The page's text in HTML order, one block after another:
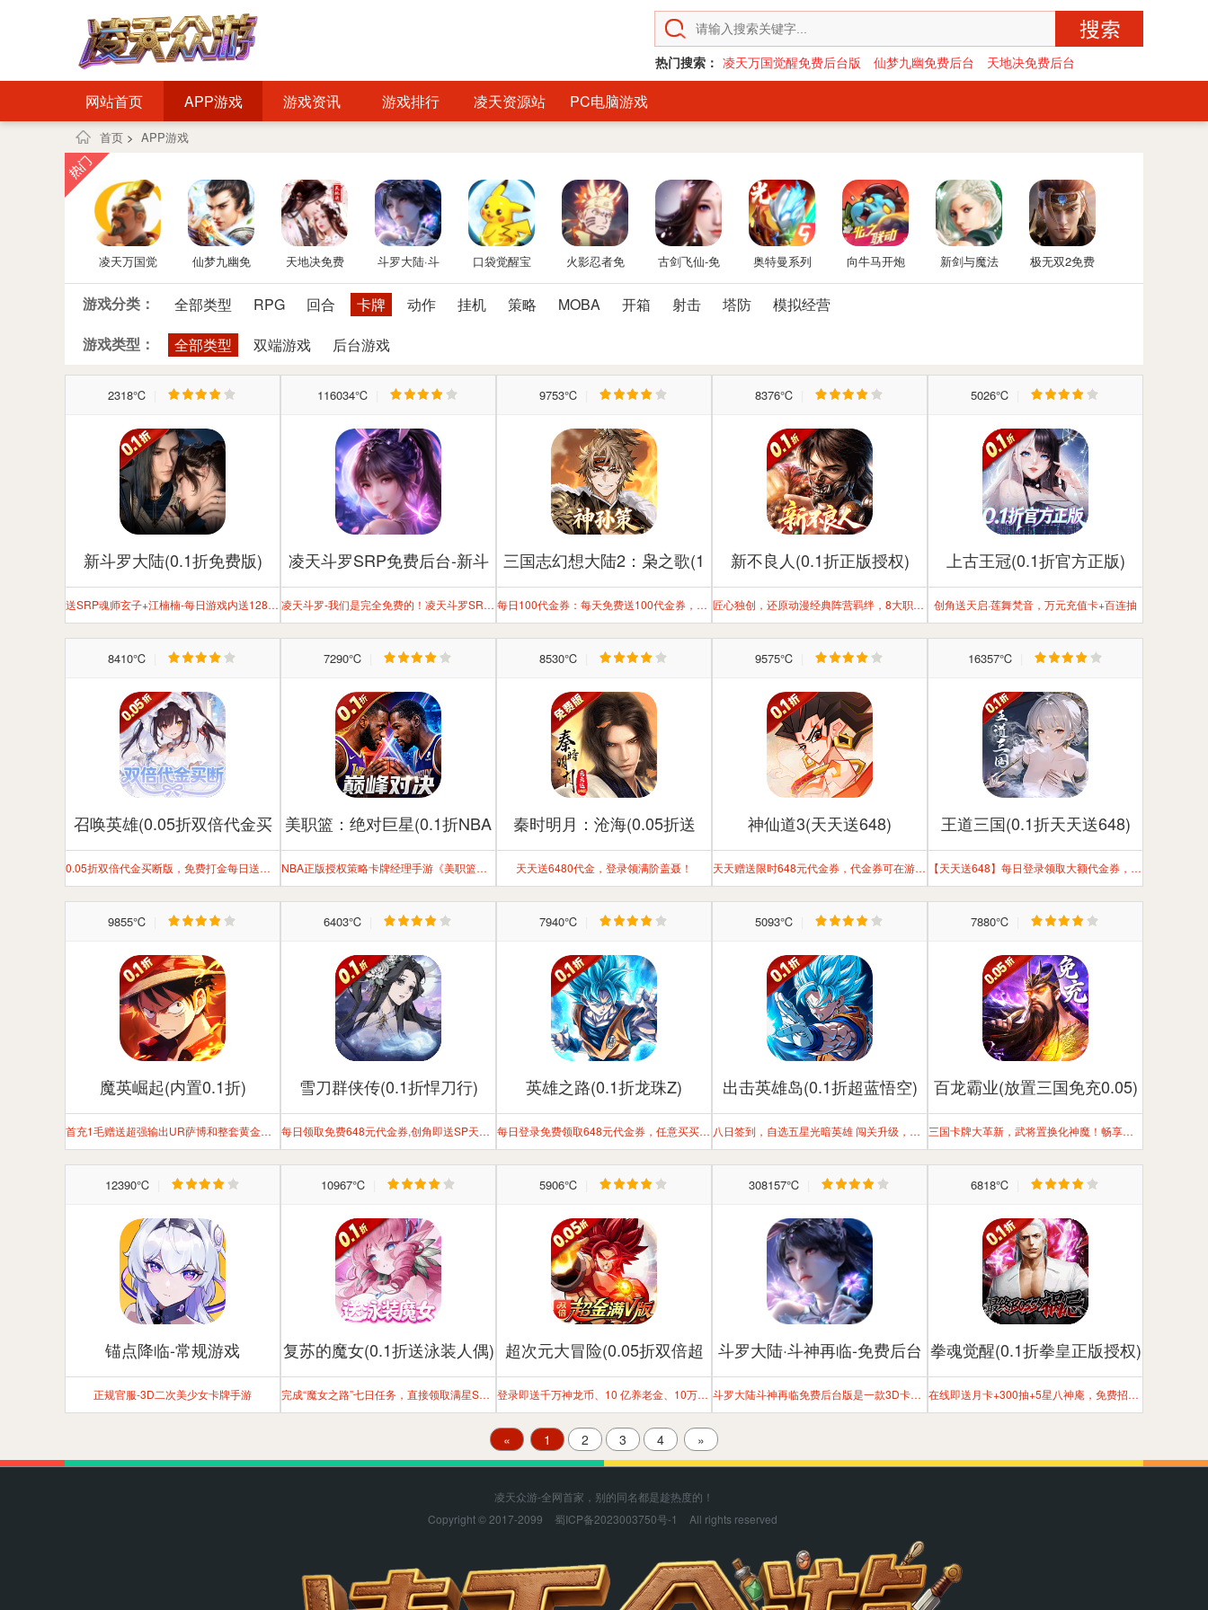
热门搜索： 凌天万国觉醒免费后台版 仙梦九幽免费后台 天地决免费后台
网站首页 APP游戏 游戏资讯 游戏排行 凌天资源站 PC电脑游戏
首页 > APP游戏
凌天万国觉
醒免费后台
版
仙梦九幽免
费后台
天地决免费
后台
斗罗大陆·斗
神再临-免费
后台版
口袋觉醒宝
可梦手游免
费后台
火影忍者免
费后台
古剑飞仙-免
费后台
奥特曼系列
OL免费内购
后台
向牛马开炮
免费后台版-
新剑与魔法
极无双2免费
后台版
游戏分类： 全部类型 RPG 回合 卡牌 动作 挂机 策略 MOBA 开箱 射击 塔防
模拟经营
游戏类型：
全部类型 双端游戏 后台游戏
2318℃
新斗罗大陆(0.1折免费版)
送SRP魂师玄子+江楠楠-每日游戏内送1280代金券
116034℃
凌天斗罗SRP免费后台-新斗
罗大陆
凌天斗罗-我们是完全免费的！凌天斗罗SRP版本-凌天众游新斗罗大陆GM免费后台
9753℃
三国志幻想大陆2：枭之歌(1
折免费版)
每日100代金券：每天免费送100代金券，不止便宜，还超级好玩
8376℃
新不良人(0.1折正版授权)
匠心独创，还原动漫经典阵营羁绊，8大职业自走棋式战斗卡牌！
5026℃
上古王冠(0.1折官方正版)
创角送天启·莲舞梵音，万元充值卡+百连抽
8410℃
召唤英雄(0.05折双倍代金买
断)
0.05折双倍代金买断版，免费打金每日送双倍648。
7290℃
美职篮：绝对巨星(0.1折NBA
卡牌)
NBA正版授权策略卡牌经理手游《美职​篮：绝对巨星》震撼来袭！
8530℃
秦时明月：沧海(0.05折送
6480)
天天送6480代金，登录领满阶盖聂！
9575℃
神仙道3(天天送648)
天天赠送限时648元代金券，代金券可在游戏内1：1抵扣支付效果
16357℃
王道三国(0.1折天天送648)
【天天送648】每日登录领取大额代金券，加速三国霸业！
9855℃
魔英崛起(内置0.1折)
首充1毛赠送超强输出UR萨博和整套黄金装备,登录即领限定伙伴、海量养成资源，新手专享超高返利
6403℃
雪刀群侠传(0.1折悍刀行)
每日领取免费648元代金券,创角即送SP天山梦郎+全套龙象装备+百张真充卡
7940℃
英雄之路(0.1折龙珠Z)
每日登录免费领取648元代金券，任意买买买！首充即刻激活领取UR·超一贝吉特
5093℃
出击英雄岛(0.1折超蓝悟空)
八日签到，自选五星光暗英雄 闯关升级，赠送专属霸气称号
7880℃
百龙霸业(放置三国免充0.05)
三国卡牌大革新，武将置换化神魔！畅享独特玩法，征服三国乱世！
12390℃
锚点降临-常规游戏
正规官服-3D二次美少女卡牌手游
10967℃
复苏的魔女(0.1折送泳装人偶)
完成“魔女之路”七日任务，直接领取满星SSR水月魔女！战力飙升，轻松觉醒！
5906℃
超次元大冒险(0.05折双倍超
金满V版)
登录即送千万神龙币、10 亿养老金、10万抽，七天得11星
308157℃
斗罗大陆·斗神再临-免费后台
版
斗罗大陆斗神再临免费后台版是一款3D卡牌斗罗手游
6818℃
拳魂觉醒(0.1折拳皇正版授权)
在线即送月卡+300抽+5星八神庵，免费招募直送7星+超绝觉醒
« 1 2 3 4 »
凌天众游-全网首家，别的同名都是趁热度的！
Copyright © 2017-2099
蜀ICP备2023003750号-1 All rights reserved